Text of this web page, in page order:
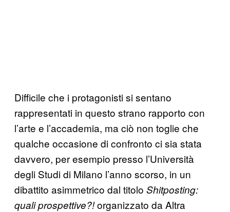
Difficile che i protagonisti si sentano
rappresentati in questo strano rapporto con
l’arte e l’accademia, ma ciò non toglie che
qualche occasione di confronto ci sia stata
davvero, per esempio presso l’Università
degli Studi di Milano l’anno scorso, in un
dibattito asimmetrico dal titolo Shitposting:
quali prospettive?!organizzato da Altra